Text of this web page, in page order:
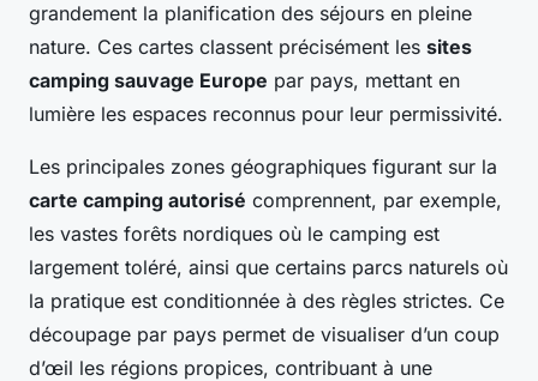
grandement la planification des séjours en pleine
nature. Ces cartes classent précisément les sites
camping sauvage Europe par pays, mettant en
lumière les espaces reconnus pour leur permissivité.
Les principales zones géographiques figurant sur la
carte camping autorisé comprennent, par exemple,
les vastes forêts nordiques où le camping est
largement toléré, ainsi que certains parcs naturels où
la pratique est conditionnée à des règles strictes. Ce
découpage par pays permet de visualiser d’un coup
d’œil les régions propices, contribuant à une